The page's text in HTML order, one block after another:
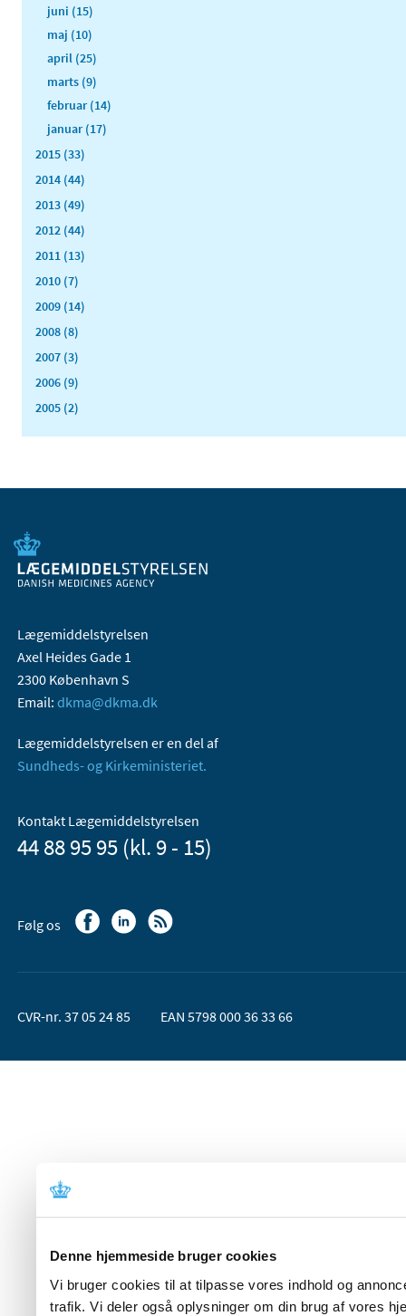
Denne hjemmeside bruger cookies
Vi bruger cookies til at tilpasse vores indhold og
trafik. Vi deler også oplysninger om din brug af vores
juni (15)
maj (10)
april (25)
marts (9)
februar (14)
januar (17)
2015 (33)
2014 (44)
2013 (49)
2012 (44)
2011 (13)
2010 (7)
2009 (14)
2008 (8)
2007 (3)
2006 (9)
2005 (2)
Lægemiddelstyrelsen
Axel Heides Gade 1
2300 København S
Email: dkma@dkma.dk
Lægemiddelstyrelsen er en del af
Sundheds- og Kirkeministeriet.
Kontakt Lægemiddelstyrelsen
44 88 95 95 (kl. 9 - 15)
Følg os
CVR-nr. 37 05 24 85 EAN 5798 000 36 33 66